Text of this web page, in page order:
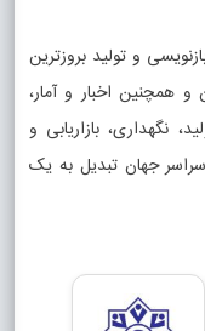
و تولید بروزترین
و همچنین اخبار و آمار،
نگهداری، بازاریابی و
جهان تبدیل به یک